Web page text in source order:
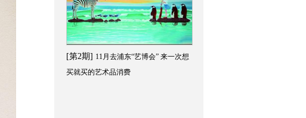
[第2期] 11月去浦东“艺博会” 来一次想
买就买的艺术品消费